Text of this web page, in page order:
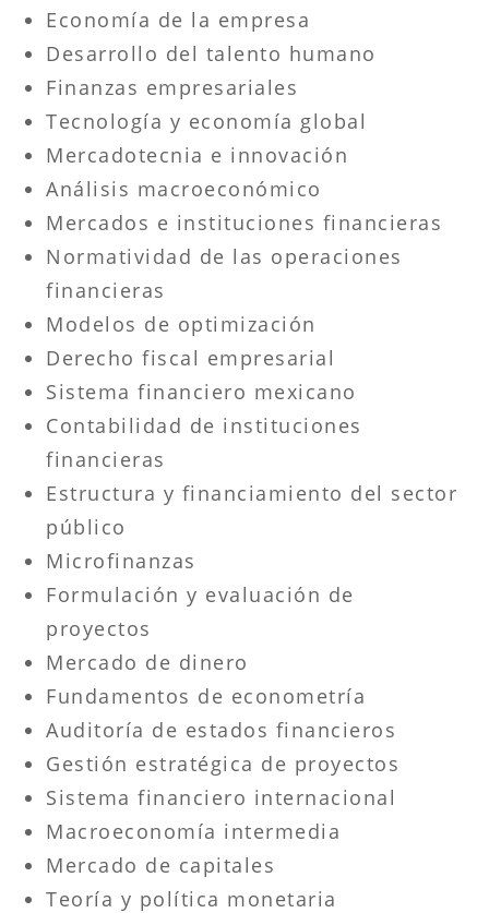
Economía de la empresa
Desarrollo del talento humano
Finanzas empresariales
Tecnología y economía global
Mercadotecnia e innovación
Análisis macroeconómico
Mercados e instituciones financieras
Normatividad de las operaciones
financieras
Modelos de optimización
Derecho fiscal empresarial
Sistema financiero mexicano
Contabilidad de instituciones
financieras
Estructura y financiamiento del sector
público
Microfinanzas
Formulación y evaluación de
proyectos
Mercado de dinero
Fundamentos de econometría
Auditoría de estados financieros
Gestión estratégica de proyectos
Sistema financiero internacional
Macroeconomía intermedia
Mercado de capitales
Teoría y política monetaria